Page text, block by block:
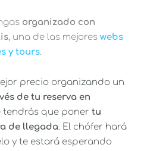
organizado con
, una de las mejores webs
y tours.
precio organizando un
de tu reserva en
tendrás que poner tu
de llegada. El chófer hará
y te estará esperando